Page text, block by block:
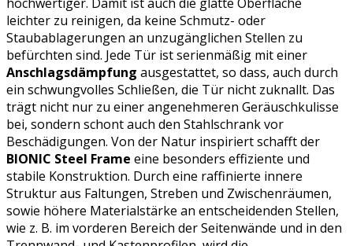
leichter zu reinigen, da keine Schmutz- oder
Staubablagerungen an unzugänglichen Stellen zu
befürchten sind. Jede Tür ist serienmäßig mit einer
Anschlagsdämpfung ausgestattet, so dass, auch durch
ein schwungvolles Schließen, die Tür nicht zuknallt. Das
trägt nicht nur zu einer angenehmeren Geräuschkulisse
bei, sondern schont auch den Stahlschrank vor
Beschädigungen. Von der Natur inspiriert schafft der
BIONIC Steel Frame eine besonders effiziente und
stabile Konstruktion. Durch eine raffinierte innere
Struktur aus Faltungen, Streben und Zwischenräumen,
sowie höhere Materialstärke an entscheidenden Stellen,
wie z. B. im vorderen Bereich der Seitenwände und in den